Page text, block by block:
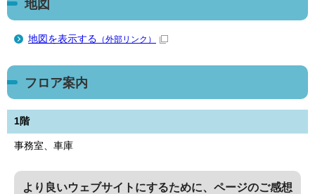
地図
地図を表示する （外部リンク）
フロア案内
1階
事務室、車庫
より良いウェブサイトにするために、ページのご感想